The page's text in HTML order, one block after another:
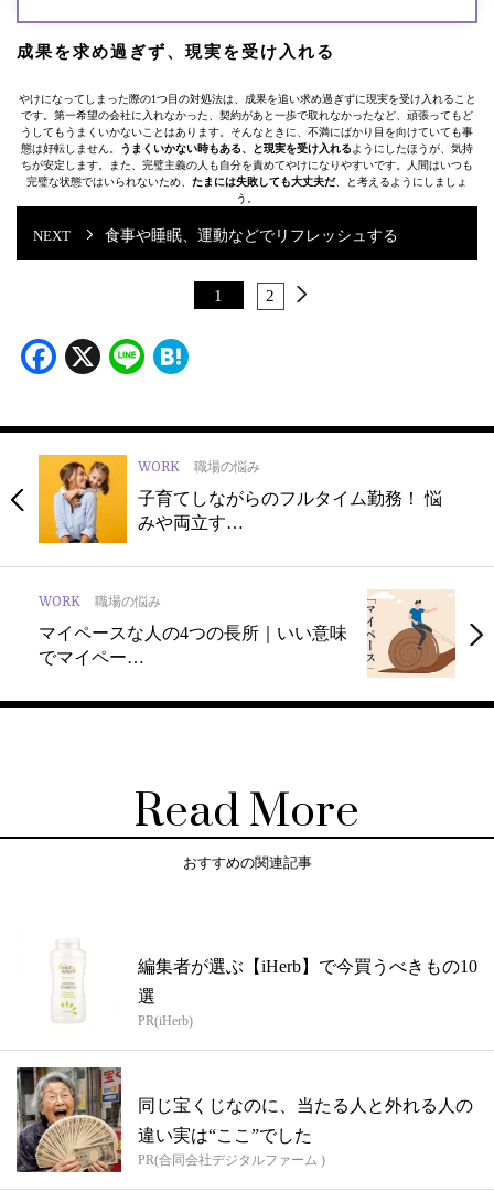
成果を求め過ぎず、現実を受け入れる
やけになってしまった際の1つ目の対処法は、成果を追い求め過ぎずに現実を受け入れること
です。第一希望の会社に入れなかった、契約があと一歩で取れなかったなど、頑張ってもど
うしてもうまくいかないことはあります。そんなときに、不満にばかり目を向けていても事
態は好転しません。 うまくいかない時もある、と現実を受け入れる ようにしたほうが、気持
ちが安定します。また、完璧主義の人も自分を責めてやけになりやすいです。人間はいつも
完璧な状態ではいられないため、 たまには失敗しても大丈夫だ、と考えるようにしましょ
う。
食事や睡眠、運動などでリフレッシュする
1 2
Facebook
X Line
WORK 職場の悩み
子育てしながらのフルタイム勤務！ 悩
みや両立す…
WORK 職場の悩み
マイペースな人の4つの長所｜いい意味
でマイペー…
Read More
おすすめの関連記事
編集者が選ぶ【iHerb】で今買うべきもの10
選
PR(iHerb)
同じ宝くじなのに、当たる人と外れる人の
違い実は“ここ”でした
PR(合同会社デジタルファーム )